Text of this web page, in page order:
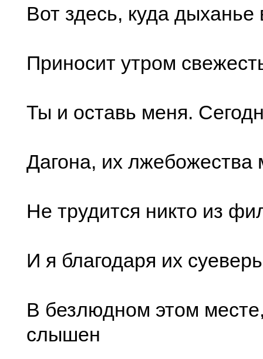
Вот здесь, куда дыханье
Приносит утром
Ты и оставь меня.
Дагона, их лжебожества
Не трудится никто из
И я благодаря их
В безлюдном этом
слышен